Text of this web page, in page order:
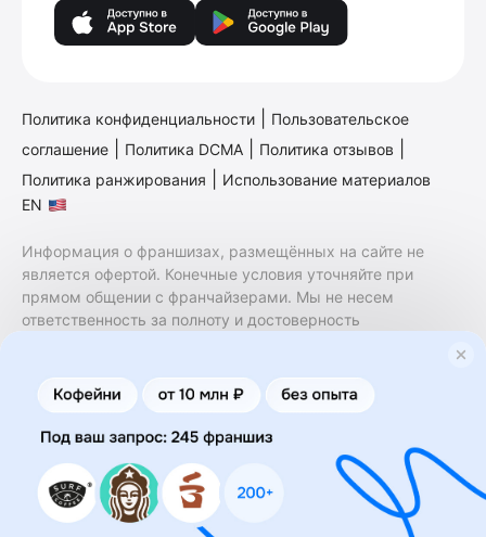
Политика конфиденциальности
Пользовательское
соглашение
Политика DCMA Политика отзывов
Политика ранжирования
Использование материалов
EN
Информация о франшизах, размещённых на сайте не
является офертой. Конечные условия уточняйте при
прямом общении с франчайзерами. Мы не несем
ответственность за полноту и достоверность
финансовые услуги. Заключение договоров
коммерческой концессии (франчайзинга) осуществляется
правообладателями/их представителями. Бизнесменс.ру
не является посредником или представителем
правообладателя и не несет ответственность за условия
предоставления франшизы и действия лиц,
осуществленные на основании информации, имеющейся